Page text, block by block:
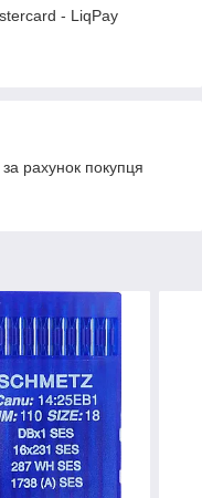
- LiqPay
рахунок покупця